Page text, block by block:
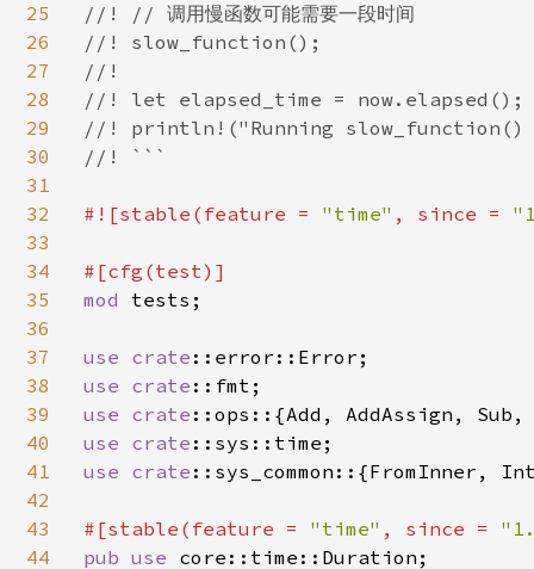
25
26
27
28
29
30
31
32
33
34
35
36
37
38
39
40
41
42
43
44
//! // 调用慢函数可能需要一段时间
//! slow_function();
//!
//! let elapsed_time = now.elapsed();
//! println!("Running slow_function()
//! ```
#![stable(feature = "time" , since =
mod tests;
use crate
use crate
use crate
use crate
use crate ::sys_common::{FromInner,
#[stable(feature = "time" , since =
pub use core::time::Duration;